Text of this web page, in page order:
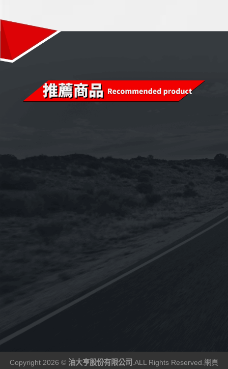
《CPC台灣中油-國光牌》
超優E9 15w-40適用DPF
配備[柴油車用-CJ4-五期
NT$
Copyright 2026 © 油大亨股份有限公司 .ALL Rights Reserved. 網頁